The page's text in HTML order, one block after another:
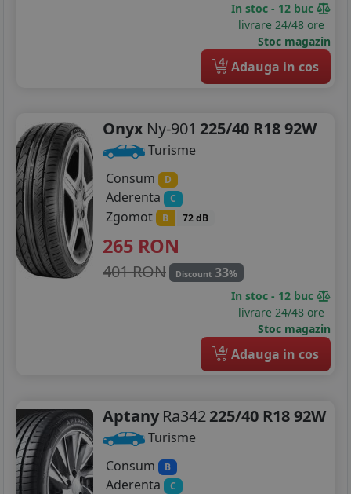
In stoc - 12 buc
livrare 24/48 ore
Stoc magazin
4 Adauga in cos
Onyx Ny-901 225/40 R18 92W
Turisme
Consum
D
Aderenta C
Zgomot B 72 dB
265 RON
401 RON Discount 33%
In stoc - 12 buc
livrare 24/48 ore
Stoc magazin
4 Adauga in cos
Aptany Ra342225/40 R18 92W
Turisme
Consum
B
Aderenta C